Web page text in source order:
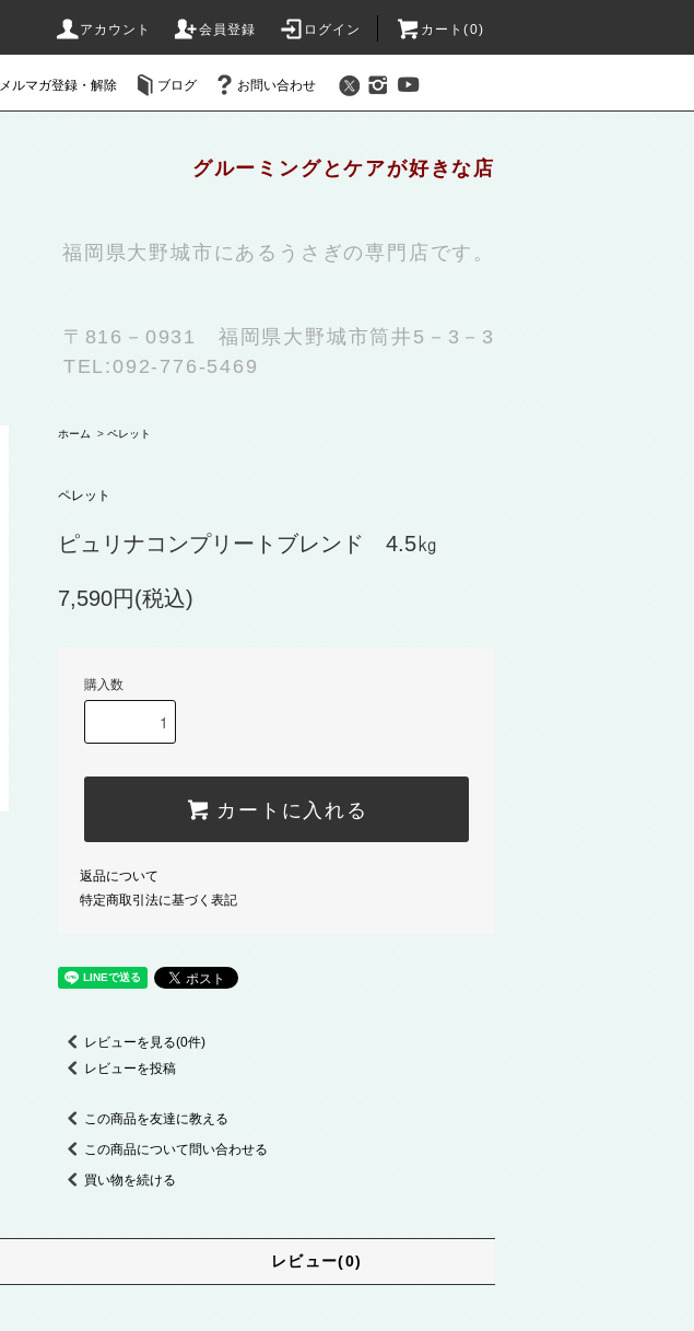
アカウント 会員登録 ログイン カート(0)
メルマガ登録・解除 ブログ お問い合わせ
グルーミングとケアが好きな店
福岡県大野城市にあるうさぎの専門店です。
〒816－0931 福岡県大野城市筒井5－3－3
TEL:092-776-5469
ホーム > ペレット
ペレット
ピュリナコンプリートブレンド 4.5㎏
7,590円(税込)
購入数
カートに入れる
返品について
特定商取引法に基づく表記
レビューを見る(0件)
レビューを投稿
この商品を友達に教える
この商品について問い合わせる
買い物を続ける
レビュー(0)